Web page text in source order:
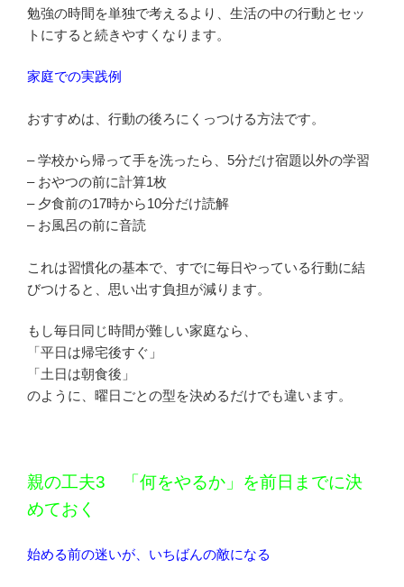
勉強の時間を単独で考えるより、生活の中の行動とセッ
トにすると続きやすくなります。
家庭での実践例
おすすめは、行動の後ろにくっつける方法です。
– 学校から帰って手を洗ったら、5分だけ宿題以外の学習
– おやつの前に計算1枚
– 夕食前の17時から10分だけ読解
– お風呂の前に音読
これは習慣化の基本で、すでに毎日やっている行動に結
びつけると、思い出す負担が減ります。
もし毎日同じ時間が難しい家庭なら、
「平日は帰宅後すぐ」
「土日は朝食後」
のように、曜日ごとの型を決めるだけでも違います。
親の工夫3 「何をやるか」を前日までに決
めておく
始める前の迷いが、いちばんの敵になる